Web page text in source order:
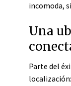
incomoda,
Una
Parte del
localización: